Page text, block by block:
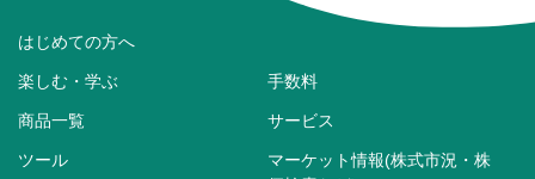
はじめての方へ
楽しむ・学ぶ 手数料
商品一覧 サービス
ツール
マーケット情報(株式市況・株